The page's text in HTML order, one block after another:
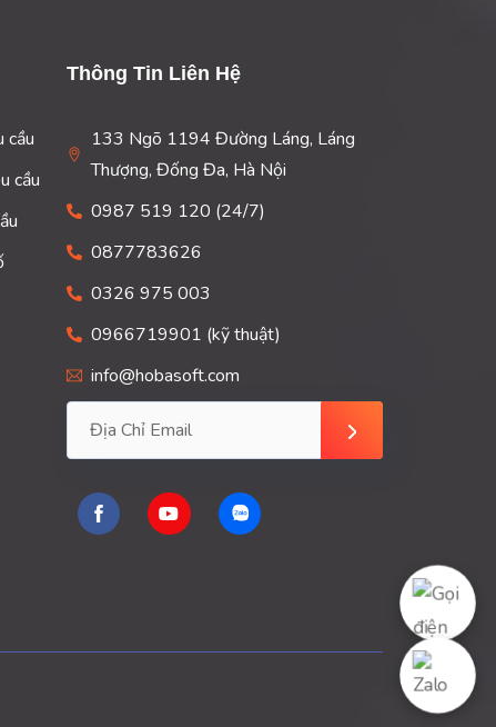
cầu
cầu
Thông Tin Liên Hệ
133 Ngõ 1194 Đường Láng, Láng
Thượng, Đống Đa, Hà Nội
0987 519 120 (24/7)
0877783626
0326 975 003
0966719901 (kỹ thuật)
info@hobasoft.com